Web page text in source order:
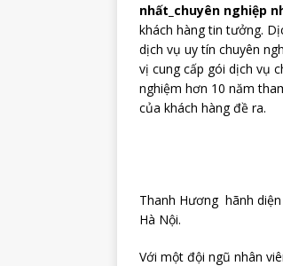
nhất_chuyên nghiệp
khách hàng tin tưởng.
dịch vụ uy tín chuyên
vị cung cấp gói dịch vụ
nghiệm hơn 10 năm
của khách hàng đề ra.
Thanh Hương hãnh
Hà Nội.
Với một đội ngũ nhân